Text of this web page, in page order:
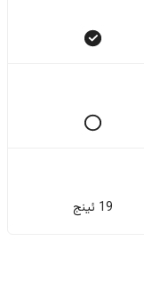
19 ئینج